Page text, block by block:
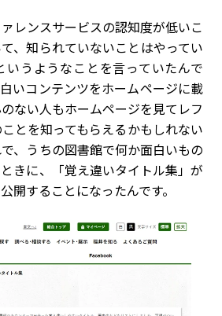
レンスサービスの認知度が低いこ
、知られていないことはやってい
いうようなことを言っていたんで
いコンテンツをホームページに載
ない人もホームページを見てレフ
とを知ってもらえるかもしれない
、うちの図書館で何か面白いもの
きに、「覚え違いタイトル集」が
開することになったんです。